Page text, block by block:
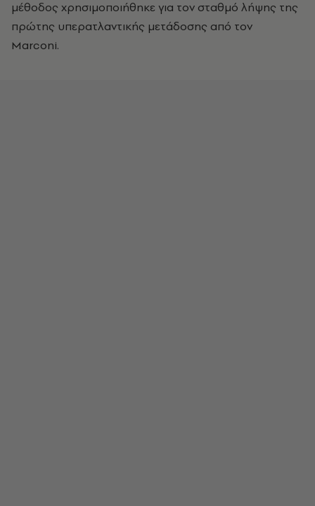
μέθοδος χρησιμοποιήθηκε για τον σταθμό λήψης της
πρώτης υπερατλαντικής μετάδοσης από τον
Marconi.